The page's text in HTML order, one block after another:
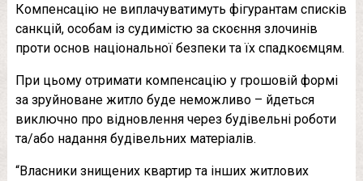
Компенсацію не виплачуватимуть фігурантам списків
санкцій, особам із судимістю за скоєння злочинів
проти основ національної безпеки та їх спадкоємцям.
При цьому отримати компенсацію у грошовій формі
за зруйноване житло буде неможливо – йдеться
виключно про відновлення через будівельні роботи
та/або надання будівельних матеріалів.
“Власники знищених квартир та інших житлових